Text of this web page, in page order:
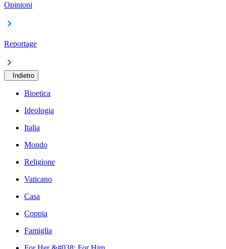
Opinioni
Reportage
Indietro
Bioetica
Ideologia
Italia
Mondo
Religione
Vaticano
Casa
Coppia
Famiglia